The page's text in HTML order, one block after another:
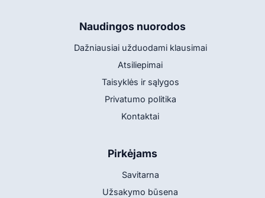
Naudingos nuorodos
Dažniausiai užduodami klausimai
Atsiliepimai
Taisyklės ir sąlygos
Privatumo politika
Kontaktai
Pirkėjams
Savitarna
Užsakymo būsena